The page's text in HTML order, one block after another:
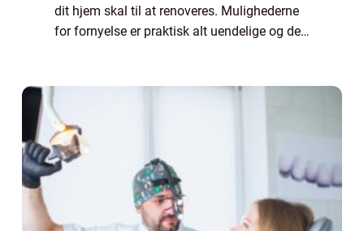
dit hjem skal til at renoveres. Mulighederne
for fornyelse er praktisk alt uendelige og det